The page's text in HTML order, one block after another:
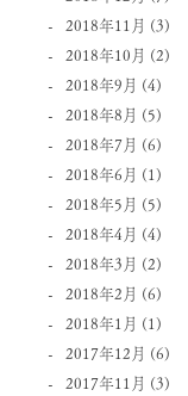
2018年11月 (3)
2018年10月 (2)
2018年9月 (4)
2018年8月 (5)
2018年7月 (6)
2018年6月 (1)
2018年5月 (5)
2018年4月 (4)
2018年3月 (2)
2018年2月 (6)
2018年1月 (1)
2017年12月 (6)
2017年11月 (3)